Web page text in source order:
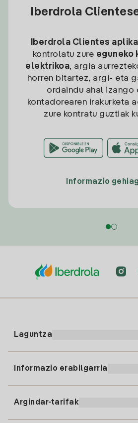
Iberdrola
Iberdrola Clientes
kontrolatu zure eguneko
elektrikoa, argia
horren bitartez, argi- eta
ordaindu ahal izango
kontadorearen irakurketa
zure kontratu guztiak
Informazio
Laguntza
Informazio erabilgarria
Argindar-tarifak